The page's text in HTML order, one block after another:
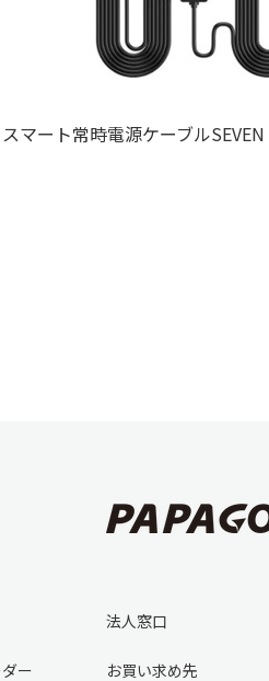
スマート常時電源ケーブル
ー
法人窓口
お買い求め先